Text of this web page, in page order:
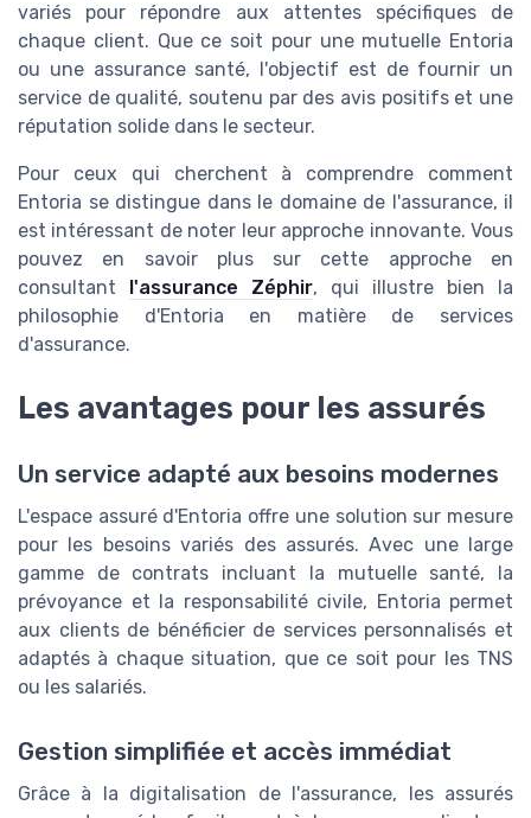
variés pour répondre aux attentes spécifiques de
chaque client. Que ce soit pour une mutuelle Entoria
ou une assurance santé, l'objectif est de fournir un
service de qualité, soutenu par des avis positifs et une
réputation solide dans le secteur.
Pour ceux qui cherchent à comprendre comment
Entoria se distingue dans le domaine de l'assurance, il
est intéressant de noter leur approche innovante. Vous
pouvez en savoir plus sur cette approche en
consultant l'assurance Zéphir, qui illustre bien la
philosophie d'Entoria en matière de services
d'assurance.
Les avantages pour les assurés
Un service adapté aux besoins modernes
L'espace assuré d'Entoria offre une solution sur mesure
pour les besoins variés des assurés. Avec une large
gamme de contrats incluant la mutuelle santé, la
prévoyance et la responsabilité civile, Entoria permet
aux clients de bénéficier de services personnalisés et
adaptés à chaque situation, que ce soit pour les TNS
ou les salariés.
Gestion simplifiée et accès immédiat
Grâce à la digitalisation de l'assurance, les assurés